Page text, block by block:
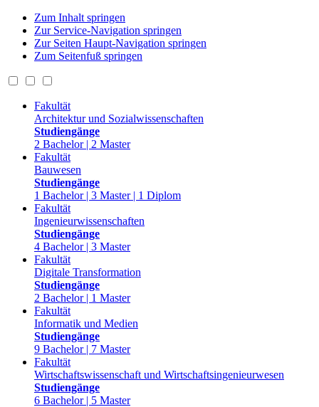
Zum Inhalt springen
Zur Service-Navigation springen
Zur Seiten Haupt-Navigation springen
Zum Seitenfuß springen
Fakultät
Architektur und Sozialwissenschaften
Studiengänge
2 Bachelor | 2 Master
Fakultät
Bauwesen
Studiengänge
1 Bachelor | 3 Master | 1 Diplom
Fakultät
Ingenieurwissenschaften
Studiengänge
4 Bachelor | 3 Master
Fakultät
Digitale Transformation
Studiengänge
2 Bachelor | 1 Master
Fakultät
Informatik und Medien
Studiengänge
9 Bachelor | 7 Master
Fakultät
Wirtschaftswissenschaft und Wirtschaftsingenieurwesen
Studiengänge
6 Bachelor | 5 Master